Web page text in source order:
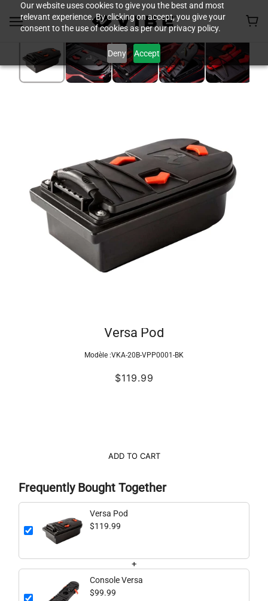
Our website uses cookies to give you the best and most
relevant experience. By clicking on accept, you give your
consent to the use of cookies as per our privacy policy.
Deny Accept
Versa Pod
Modèle :VKA-20B-VPP0001-BK
$119.99
ADD TO CART
Frequently Bought Together
Versa Pod
$119.99
+
Console Versa
$99.99